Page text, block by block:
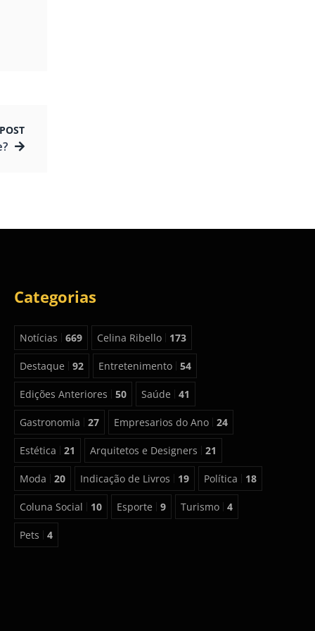
Categorias
Notícias 669 Celina Ribello 173
Destaque 92 Entretenimento 54
Edições Anteriores 50 Saúde 41
Gastronomia 27 Empresarios do Ano 24
Estética 21 Arquitetos e Designers 21
Moda 20 Indicação de Livros 19 Política 18
Coluna Social 10 Esporte 9 Turismo 4
Pets 4